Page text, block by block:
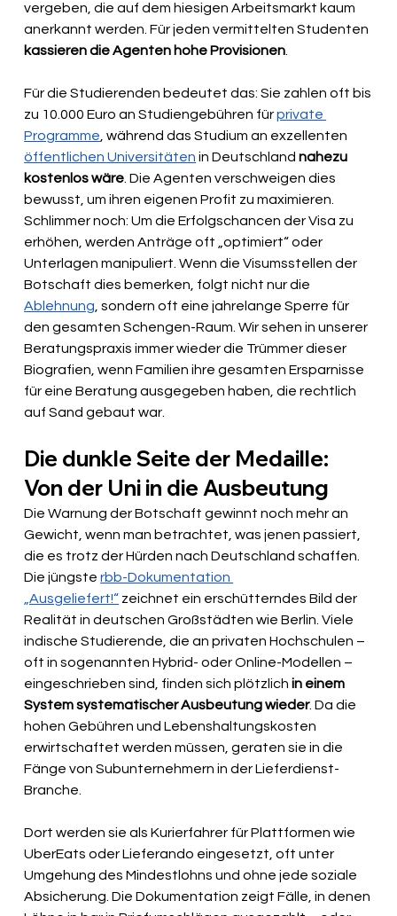
vergeben, die auf dem hiesigen Arbeitsmarkt kaum
anerkannt werden. Für jeden vermittelten Studenten
kassieren die Agenten hohe Provisionen
Für die Studierenden bedeutet das: Sie zahlen oft bis
zu 10.000 Euro an Studiengebühren für private
Programme , während das Studium an exzellenten
öffentlichen Universitäten in Deutschland nahezu
kostenlos wäre . Die Agenten verschweigen dies
bewusst, um ihren eigenen Profit zu maximieren.
Schlimmer noch: Um die Erfolgschancen der Visa zu
erhöhen, werden Anträge oft „optimiert“ oder
Unterlagen manipuliert. Wenn die Visumsstellen der
Botschaft dies bemerken, folgt nicht nur die
Ablehnung , sondern oft eine jahrelange Sperre für
den gesamten Schengen-Raum. Wir sehen in unserer
Beratungspraxis immer wieder die Trümmer dieser
Biografien, wenn Familien ihre gesamten Ersparnisse
für eine Beratung ausgegeben haben, die rechtlich
auf Sand gebaut war.
Die dunkle Seite der Medaille:
Von der Uni in die Ausbeutung
Die Warnung der Botschaft gewinnt noch mehr an
Gewicht, wenn man betrachtet, was jenen passiert,
die es trotz der Hürden nach Deutschland schaffen.
Die jüngste rbb-Dokumentation
„Ausgeliefert!“ zeichnet ein erschütterndes Bild der
Realität in deutschen Großstädten wie Berlin. Viele
indische Studierende, die an privaten Hochschulen –
oft in sogenannten Hybrid- oder Online-Modellen –
eingeschrieben sind, finden sich plötzlich in einem
System systematischer Ausbeutung wieder. Da die
hohen Gebühren und Lebenshaltungskosten
erwirtschaftet werden müssen, geraten sie in die
Fänge von Subunternehmern in der Lieferdienst-
Branche.
Dort werden sie als Kurierfahrer für Plattformen wie
UberEats oder Lieferando eingesetzt, oft unter
Umgehung des Mindestlohns und ohne jede soziale
Absicherung. Die Dokumentation zeigt Fälle, in denen